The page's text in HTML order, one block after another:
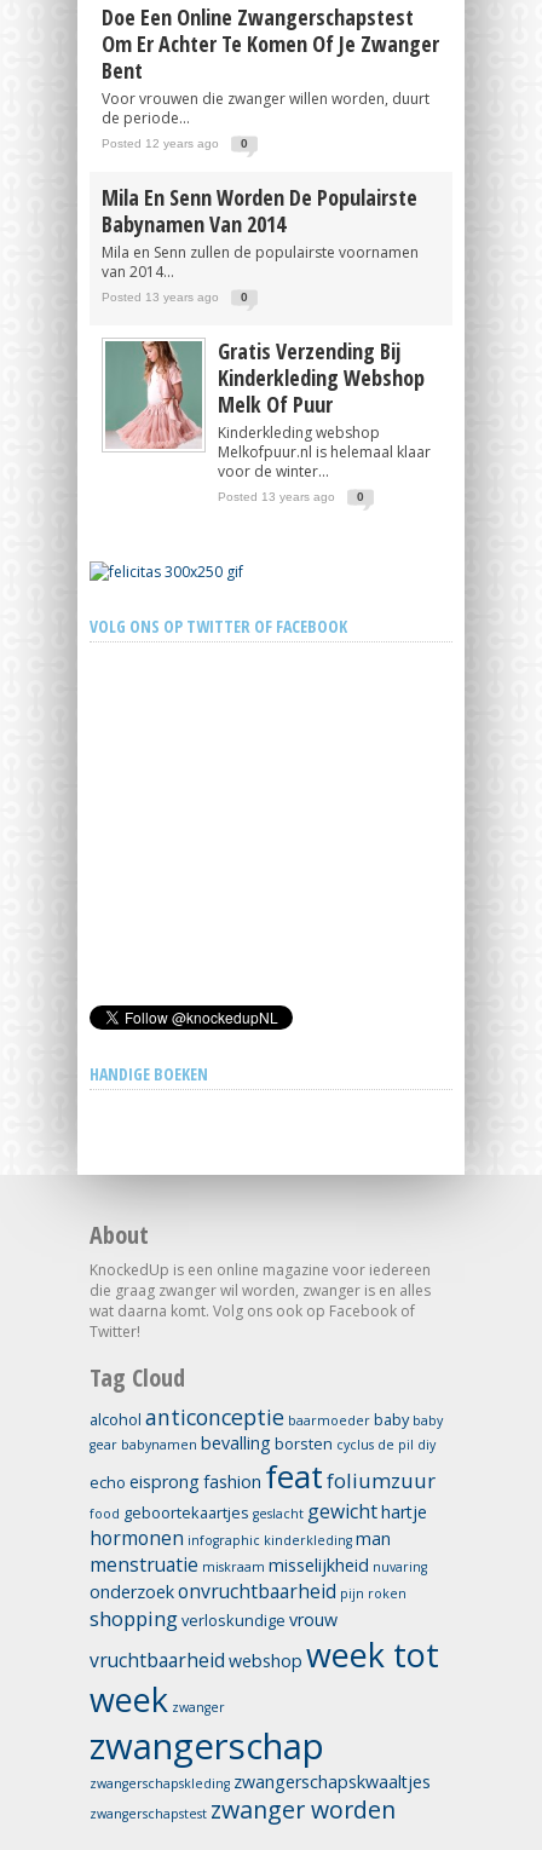
Doe Een Online Zwangerschapstest
Om Er Achter Te Komen Of Je Zwanger
Bent
Voor vrouwen die zwanger willen worden, duurt
de periode...
Posted 12 years ago 0
Mila En Senn Worden De Populairste
Babynamen Van 2014
Mila en Senn zullen de populairste voornamen
van 2014...
Posted 13 years ago 0
Gratis Verzending Bij
Kinderkleding Webshop
Melk Of Puur
Kinderkleding webshop
Melkofpuur.nl is helemaal klaar
voor de winter...
Posted 13 years ago 0
VOLG ONS OP TWITTER OF FACEBOOK
HANDIGE BOEKEN
About
KnockedUp is een online magazine voor iedereen
die graag zwanger wil worden, zwanger is en alles
wat daarna komt. Volg ons ook op Facebook of
Twitter!
Tag Cloud
alcohol anticonceptie baarmoeder baby baby
gear babynamen bevalling borsten cyclus de pil diy
echo eisprong fashion featfoliumzuur
food geboortekaartjes geslacht gewichthartje
hormonen infographic kinderkleding man
menstruatie miskraam misselijkheid nuvaring
onderzoekonvruchtbaarheid pijn roken
shoppingverloskundige vrouw
vruchtbaarheid webshop week tot
week zwanger
zwangerschap
zwangerschapskleding zwangerschapskwaaltjes
zwangerschapstest zwanger worden